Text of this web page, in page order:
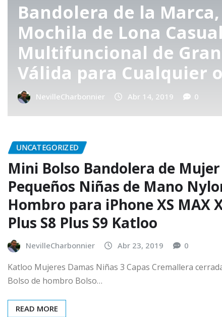
UNCATEGORIZED
Bolsa de
bolsos de
NevilleCharbonnier
UNCATEGORIZED
Mini Bolso Bandolera de
Pequeños Niñas de Mano
Hombro para iPhone XS MAX
Plus S8 Plus S9 Katloo
NevilleCharbonnier Abr 23, 2019 0
Katloo Mujeres Damas Niñas 3 Capas Cremallera
Bolso de hombro Bolso…
READ MORE